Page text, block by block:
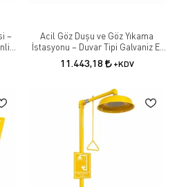
–
Acil Göz Duşu ve Göz Yıkama
İstasyonu – Duvar Tipi Galvaniz El
Kumandalı
11.443,18 +KDV